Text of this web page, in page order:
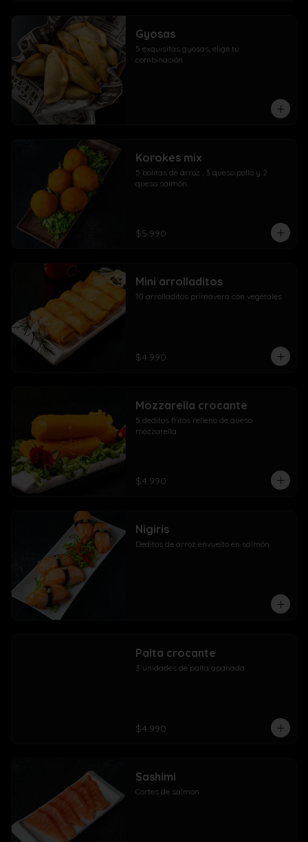
Gyosas
5 exquisitas gyosas, elige tu
combinación
Korokes mix
5 bolitas de arroz , 3 queso pollo y 2
queso salmón.
$5.990
Mini arrolladitos
10 arrolladitos primavera con vegetales
$4.990
Mozzarella crocante
5 deditos fritos relleno de queso
mozzarella
$4.990
Nigiris
Deditos de arroz envuelto en salmón
Palta crocante
3 unidades de palta apanada
$4.990
Sashimi
Cortes de salmon